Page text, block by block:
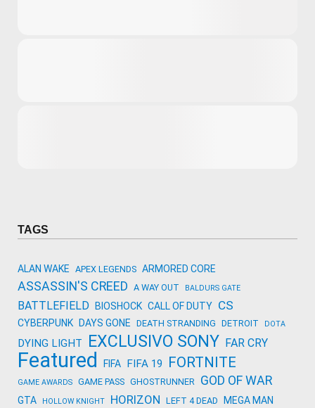
TAGS
ALAN WAKE APEX LEGENDS ARMORED CORE
ASSASSIN'S CREED A WAY OUT BALDURS GATE
BATTLEFIELD BIOSHOCK CALL OF DUTY CS
CYBERPUNK DAYS GONE DEATH STRANDING DETROIT DOTA
DYING LIGHT EXCLUSIVO SONY FAR CRY
Featured FIFA FIFA 19 FORTNITE
GAME AWARDS GAME PASS GHOSTRUNNER GOD OF WAR
GTA HOLLOW KNIGHT HORIZON LEFT 4 DEAD MEGA MAN